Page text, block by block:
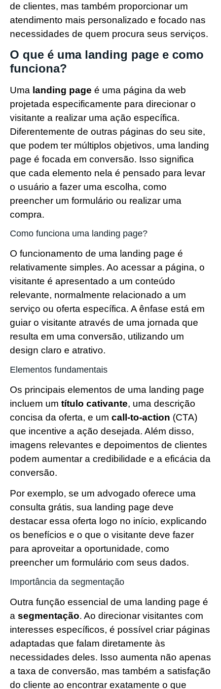
de clientes, mas também proporcionar um
atendimento mais personalizado e focado nas
necessidades de quem procura seus serviços.
O que é uma landing page e como
funciona?
Uma landing page é uma página da web
projetada especificamente para direcionar o
visitante a realizar uma ação específica.
Diferentemente de outras páginas do seu site,
que podem ter múltiplos objetivos, uma landing
page é focada em conversão. Isso significa
que cada elemento nela é pensado para levar
o usuário a fazer uma escolha, como
preencher um formulário ou realizar uma
compra.
Como funciona uma landing page?
O funcionamento de uma landing page é
relativamente simples. Ao acessar a página, o
visitante é apresentado a um conteúdo
relevante, normalmente relacionado a um
serviço ou oferta específica. A ênfase está em
guiar o visitante através de uma jornada que
resulta em uma conversão, utilizando um
design claro e atrativo.
Elementos fundamentais
Os principais elementos de uma landing page
incluem um título cativante, uma descrição
concisa da oferta, e um call-to-action (CTA)
que incentive a ação desejada. Além disso,
imagens relevantes e depoimentos de clientes
podem aumentar a credibilidade e a eficácia da
conversão.
Por exemplo, se um advogado oferece uma
consulta grátis, sua landing page deve
destacar essa oferta logo no início, explicando
os benefícios e o que o visitante deve fazer
para aproveitar a oportunidade, como
preencher um formulário com seus dados.
Importância da segmentação
Outra função essencial de uma landing page é
a segmentação. Ao direcionar visitantes com
interesses específicos, é possível criar páginas
adaptadas que falam diretamente às
necessidades deles. Isso aumenta não apenas
a taxa de conversão, mas também a satisfação
do cliente ao encontrar exatamente o que